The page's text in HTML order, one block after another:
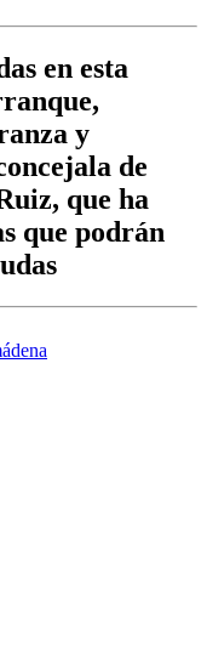
en esta
y
de
que ha
que podrán